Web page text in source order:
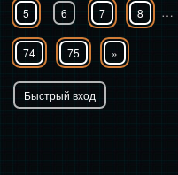
5 6 7 8 …
74 75 »